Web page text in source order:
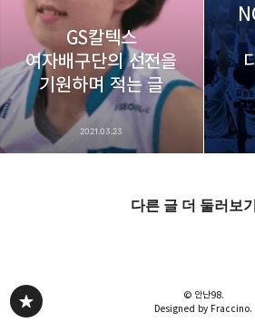
GS칼텍스
여자배구단의 선전을
기원하며 적는 글
2021.03.23
다른 글 더 둘러보
© 안난98.
Designed by Fraccino.